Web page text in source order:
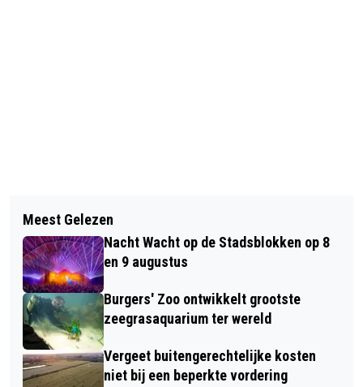
WAGENINGEN KOESTERT DE VRIJHEID
MET 16 WOII-VETERANEN OP
BEVRIJDINGSDAG
BERICHTEN OVER JOUW BUURT
VANAF 17 MEI
Meest Gelezen
Nacht Wacht op de Stadsblokken op 8
en 9 augustus
Burgers' Zoo ontwikkelt grootste
zeegrasaquarium ter wereld
Vergeet buitengerechtelijke kosten
niet bij een beperkte vordering